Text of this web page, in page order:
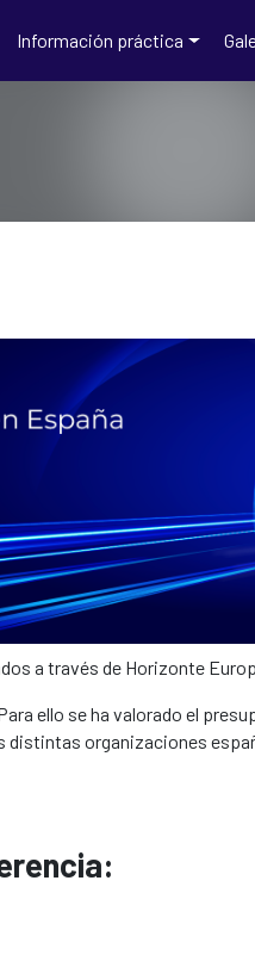
Europa -
Información práctica
a través de Horizonte
ello se ha valorado el
organizaciones